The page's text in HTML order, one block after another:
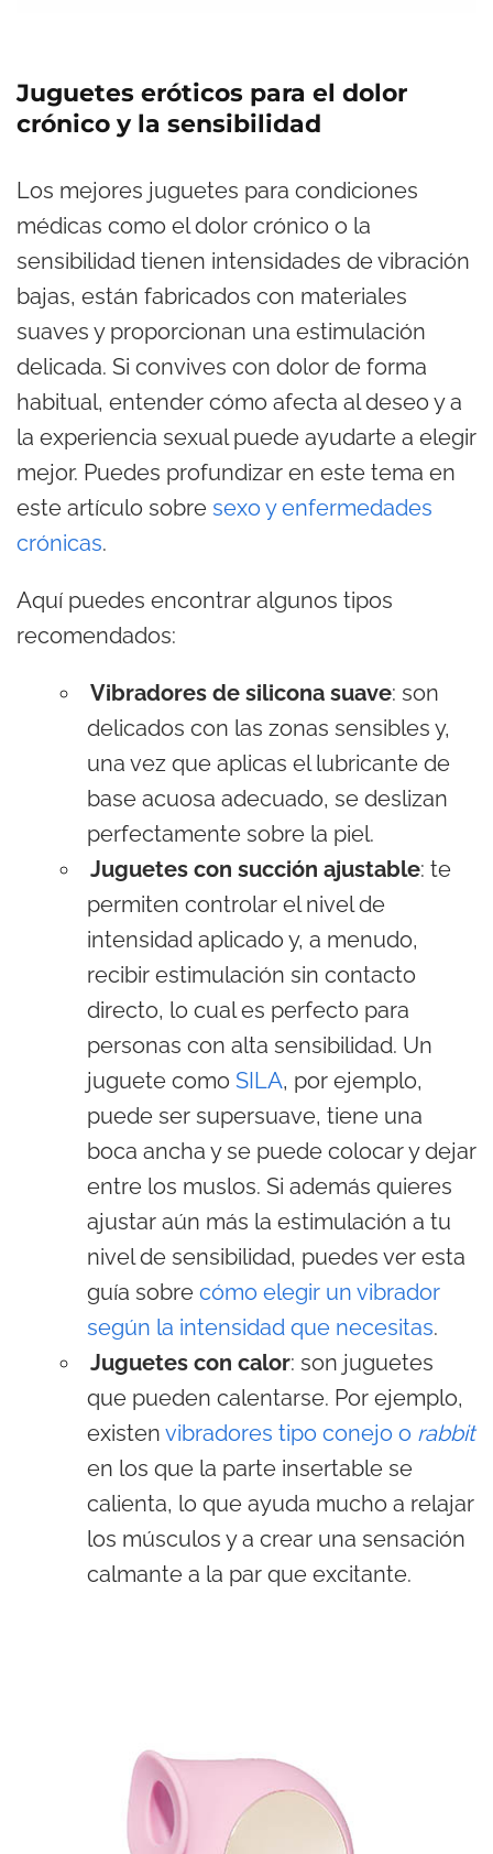
Juguetes eróticos para el dolor
crónico y la sensibilidad
Los mejores juguetes para condiciones
médicas como el dolor crónico o la
sensibilidad tienen intensidades de vibración
bajas, están fabricados con materiales
suaves y proporcionan una estimulación
delicada. Si convives con dolor de forma
habitual, entender cómo afecta al deseo y a
la experiencia sexual puede ayudarte a elegir
mejor. Puedes profundizar en este tema en
este artículo sobre sexo y enfermedades
crónicas.
Aquí puedes encontrar algunos tipos
recomendados:
Vibradores de silicona suave: son
delicados con las zonas sensibles y,
una vez que aplicas el lubricante de
base acuosa adecuado, se deslizan
perfectamente sobre la piel.
Juguetes con succión ajustable: te
permiten controlar el nivel de
intensidad aplicado y, a menudo,
recibir estimulación sin contacto
directo, lo cual es perfecto para
personas con alta sensibilidad. Un
juguete como SILA, por ejemplo,
puede ser supersuave, tiene una
boca ancha y se puede colocar y dejar
entre los muslos. Si además quieres
ajustar aún más la estimulación a tu
nivel de sensibilidad, puedes ver esta
guía sobre cómo elegir un vibrador
según la intensidad que necesitas.
Juguetes con calor: son juguetes
que pueden calentarse. Por ejemplo,
existen vibradores tipo conejo o rabbit
en los que la parte insertable se
calienta, lo que ayuda mucho a relajar
los músculos y a crear una sensación
calmante a la par que excitante.